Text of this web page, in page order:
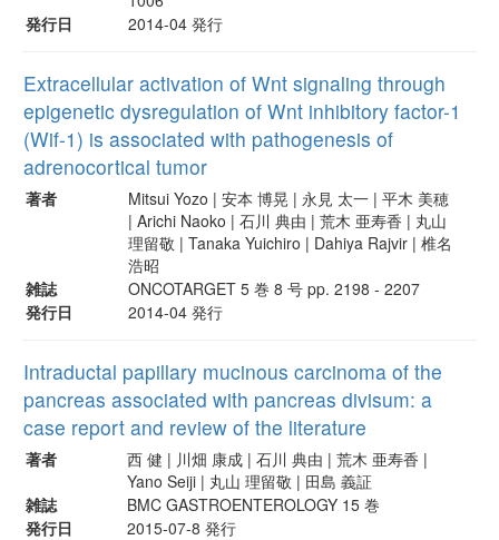
発行日
2014-04 発行
Extracellular activation of Wnt signaling through
epigenetic dysregulation of Wnt inhibitory factor-1
(Wif-1) is associated with pathogenesis of
adrenocortical tumor
著者
Mitsui Yozo | 安本 博晃 | 永見 太一 | 平木 美穂
| Arichi Naoko | 石川 典由 | 荒木 亜寿香 | 丸山
理留敬 | Tanaka Yuichiro | Dahiya Rajvir | 椎名
浩昭
雑誌
ONCOTARGET 5 巻 8 号 pp. 2198 - 2207
発行日
2014-04 発行
Intraductal papillary mucinous carcinoma of the
pancreas associated with pancreas divisum: a
case report and review of the literature
著者
西 健 | 川畑 康成 | 石川 典由 | 荒木 亜寿香 |
Yano Seiji | 丸山 理留敬 | 田島 義証
雑誌
BMC GASTROENTEROLOGY 15 巻
発行日
2015-07-8 発行